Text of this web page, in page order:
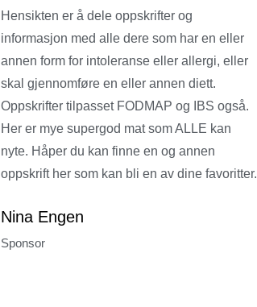
Hensikten er å dele oppskrifter og
informasjon med alle dere som har en eller
annen form for intoleranse eller allergi, eller
skal gjennomføre en eller annen diett.
Oppskrifter tilpasset FODMAP og IBS også.
Her er mye supergod mat som ALLE kan
nyte. Håper du kan finne en og annen
oppskrift her som kan bli en av dine favoritter.
Nina Engen
Sponsor